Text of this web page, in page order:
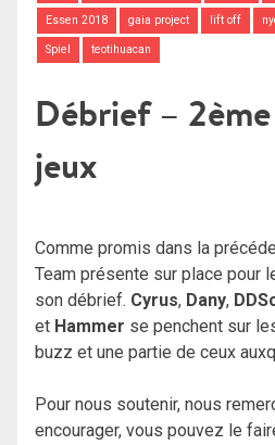
Essen 2018 gaia project lift off
Spiel teotihuacan
Débrief –
jeux
Comme promis dans la
Team présente sur place pour
son débrief. Cyrus, Dany,
et Hammer se penchent sur
buzz et une partie de ceux
Pour nous soutenir, nous
encourager, vous pouvez le